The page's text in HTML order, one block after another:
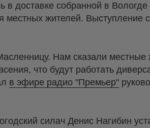
в доставке собранной в
местных жителей. Выступление
Нам сказали местные
что будут работать
в эфире радио "Премьер"
силач Денис Нагибин